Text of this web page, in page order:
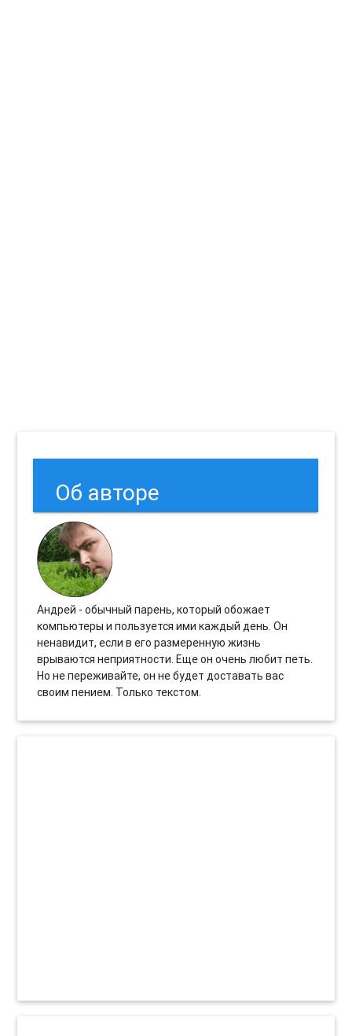
Об авторе
Андрей - обычный парень, который обожает
компьютеры и пользуется ими каждый день. Он
ненавидит, если в его размеренную жизнь
врываются неприятности. Еще он очень любит петь.
Но не переживайте, он не будет доставать вас
своим пением. Только текстом.